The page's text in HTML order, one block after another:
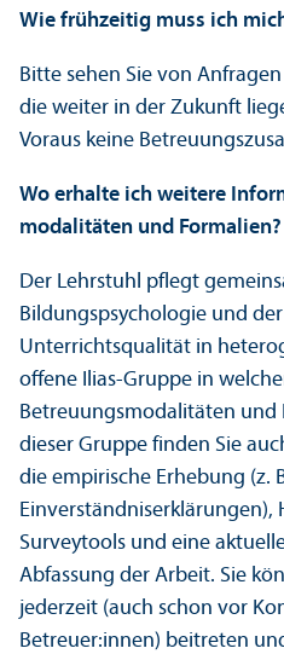
Wie frühzeitig muss ich
Bitte sehen Sie von
die weiter in der Zukunft
Voraus keine
Wo erhalte ich weitere
modalitäten und Formalien?
Der Lehr­stuhl pflegt
Bildungs­psychologie und
Unter­richtsqualität in
offene Ilias-Gruppe in
Betreuungs­modalitäten und
dieser Gruppe finden Sie
die empirische Erhebung (z.
Einverständnis­erklärungen),
Surveytools und eine
Abfassung der Arbeit. Sie
jederzeit (auch schon vor
Betreuer:innen) beitreten